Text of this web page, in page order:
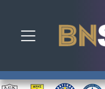
Toggle